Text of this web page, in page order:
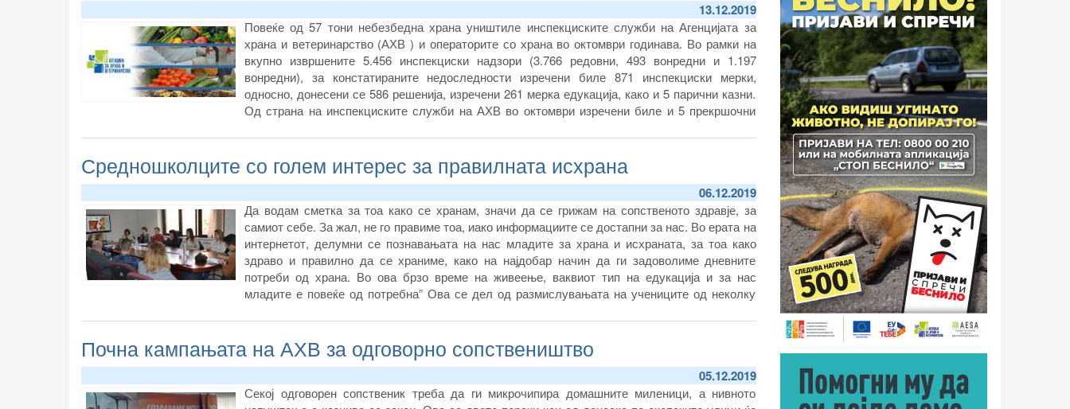
13.12.2019
Повеќе од 57 тони небезбедна храна уништиле инспекциските служби на Агенцијата за
храна и ветеринарство (АХВ ) и операторите со храна во октомври годинава. Во рамки на
вкупно извршените 5.456 инспекциски надзори (3.766 редовни, 493 вонредни и 1.197
вонредни), за констатираните недоследности изречени биле 871 инспекциски мерки,
односно, донесени се 586 решенија, изречени 261 мерка едукација, како и 5 парични казни.
Од страна на инспекциските служби на АХВ во октомври изречени биле и 5 прекршочни
Средношколците со голем интерес за правилната исхрана
06.12.2019
Да водам сметка за тоа како се хранам, значи да се грижам на сопственото здравје, за
самиот себе. За жал, не го правиме тоа, иако информациите се достапни за нас. Во ерата на
интернетот, делумни се познавањата на нас младите за храна и исхраната, за тоа како
здраво и правилно да се храниме, како на најдобар начин да ги задоволиме дневните
потреби од храна. Во ова брзо време на живеење, ваквиот тип на едукација и за нас
младите е повеќе од потребна” Ова се дел од размислувањата на учениците од неколку
труењата со храна и за тоа како да ја читаме и користиме нутритивната табела на етикетите
на прехранбените производи, која се одржа во Агенцијата за храна и ветеринарство.
Почна кампањата на АХВ за одговорно сопствеништво
05.12.2019
Секој одговорен сопственик треба да ги микрочипира домашните миленици, а нивното